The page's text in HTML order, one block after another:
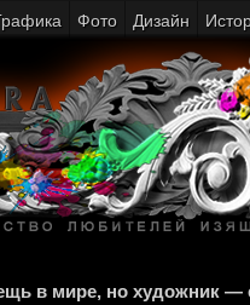
в мире, но художник
Фото Дизайн